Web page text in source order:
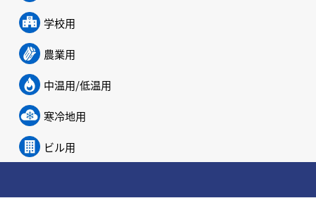
学校用
農業用
中温用/低温用
寒冷地用
ビル用